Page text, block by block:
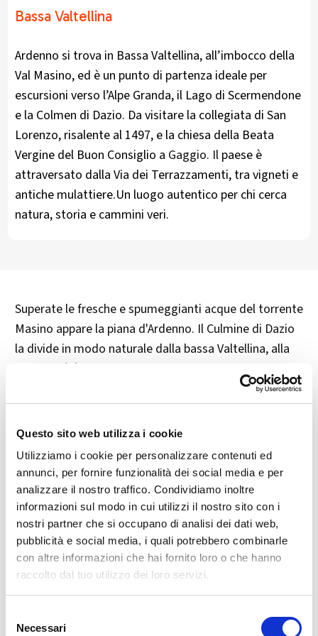
Questo sito web utilizza i cookie
Utilizziamo i cookie per personalizzare contenuti ed
annunci, per fornire funzionalità dei social media e per
analizzare il nostro traffico. Condividiamo inoltre
informazioni sul modo in cui utilizzi il nostro sito con i
nostri partner che si occupano di analisi dei dati web,
pubblicità e social media, i quali potrebbero combinarle
con altre informazioni che hai fornito loro o che hanno
raccolto dal tuo utilizzo dei loro servizi.
delNecessari
Bassa Valtellina
Ardenno si trova in Bassa Valtellina, all’imbocco della
Val Masino, ed è un punto di partenza ideale per
escursioni verso l’Alpe Granda, il Lago di Scermendone
e la Colmen di Dazio. Da visitare la collegiata di San
Lorenzo, risalente al 1497, e la chiesa della Beata
Vergine del Buon Consiglio a Gaggio. Il paese è
attraversato dalla Via dei Terrazzamenti, tra vigneti e
antiche mulattiere.Un luogo autentico per chi cerca
natura, storia e cammini veri.
Superate le fresche e spumeggianti acque del torrente
Masino appare la piana d'Ardenno. Il Culmine di Dazio
la divide in modo naturale dalla bassa Valtellina, alla
quale però è strettamente legata. La vista si apre
verso Sondrio e si spinge fino al gruppo dell'Adamello.
Il suo territorio si espande, dal fondovalle verso la Val
Masino, con i nuclei abitati di: Masino, Cavallari,
Arsizio, Scheneno, Gaggio, Biolo e Piazzalunga.
Ardenno appare come un piccolo comune con le
frazioni sparse in sponda Retica, poco abitate, e con il
fondovalle costellato di piccoli e medi insediamenti.
Un tempo Ardenno non si presentava così. Qui
nell'anno 1010 si costituì la pieve di Ardenno che si
estendeva dalla riva destra del Bitto fino a Berbenno.
dei beni che il vescovo di Como possedeva in